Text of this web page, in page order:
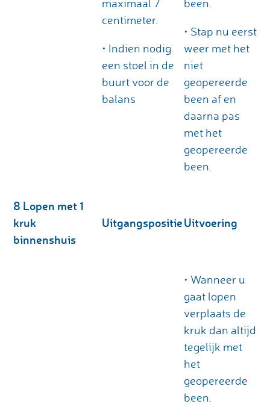
maximaal 7
centimeter.
• Indien nodig
een stoel in de
buurt voor de
balans
been.
• Stap nu eerst
weer met het
niet
geopereerde
been af en
daarna pas
met het
geopereerde
been.
8 Lopen met 1
kruk
binnenshuis
UitgangspositieUitvoering
• Wanneer u
gaat lopen
verplaats de
kruk dan altijd
tegelijk met
het
geopereerde
been.